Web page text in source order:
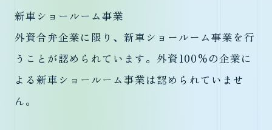
新車ショールーム事業
外資合弁企業に限り、新車ショールーム事業を行
うことが認められています。外資100%の企業に
よる新車ショールーム事業は認められていませ
ん。